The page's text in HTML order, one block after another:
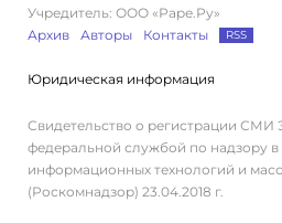
Учредитель: ООО «Раре.Ру»
Архив
Авторы Контакты RSS
Юридическая информация
Свидетельство о регистрации
федеральной службой по надзору в
информационных технологий и
(Роскомнадзор) 23.04.2018 г.